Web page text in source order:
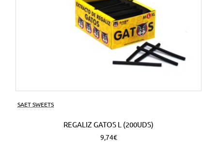
SAET SWEETS
REGALIZ GATOS L (200UDS)
9,74€